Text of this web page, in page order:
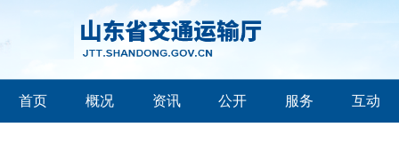
首页 概况 资讯 公开 服务 互动